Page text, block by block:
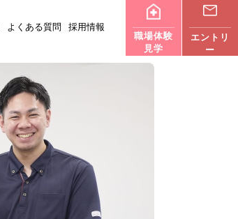
よくある質問
採用情報
職場体験
見学
エントリ
ー